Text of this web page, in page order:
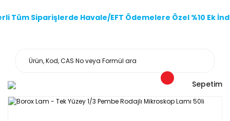
Tüm Siparişlerde Havale/EFT Ödemelere Özel %10 Ek
Sepetim